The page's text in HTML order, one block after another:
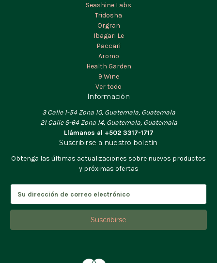
Seashine Labs
Tridosha
Orgran
Ibagari Le
Paccari
Aromo
Health Garden
9 Wine
Ver todo
Información
3 Calle 1-54 Zona 10, Guatemala, Guatemala
21 Calle 5-64 Zona 14, Guatemala, Guatemala
Llámanos al +502 3317-1717
Suscribirse a nuestro boletín
Obtenga las últimas actualizaciones sobre nuevos productos
y próximas ofertas
r
c